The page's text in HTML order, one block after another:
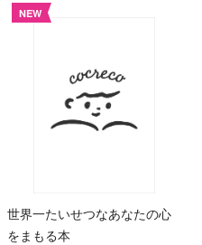
NEW
世界一たいせつなあなたの心
をまもる本